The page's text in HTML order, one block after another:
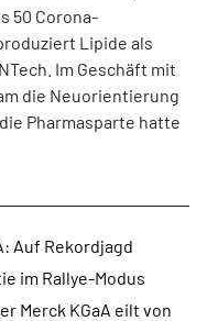
50 Corona-
Lipide als
Im Geschäft mit
die Neuorientierung
Pharmasparte hatte
Auf Rekordjagd
im Rallye-Modus
Merck KGaA eilt von